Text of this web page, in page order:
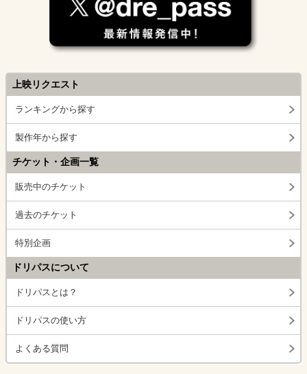
上映リクエスト
ランキングから探す
製作年から探す
チケット・企画一覧
販売中のチケット
過去のチケット
特別企画
ドリパスについて
ドリパスとは？
ドリパスの使い方
よくある質問